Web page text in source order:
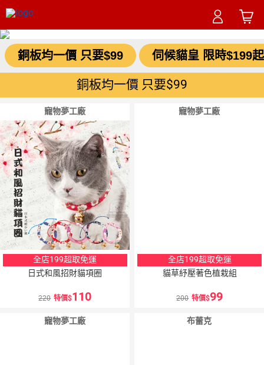
銅板均一價 只要$99 伺候貓皇 限時$199起
銅板均一價 只要$99
寵物夢工廠
全店199超取免運
日式和風招財貓項圈
220 特價 110
寵物夢工廠
全店199超取免運
貓草紓壓著色植栽組
200 特價 99
寵物夢工廠 布蕾克